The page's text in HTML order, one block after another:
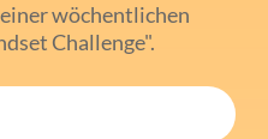
wöchentlichen
Challenge".